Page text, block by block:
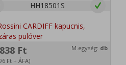
HH18501S
Ft
Ft + ÁFA)
M.egység: db